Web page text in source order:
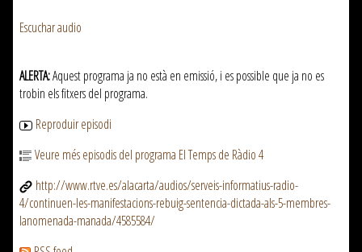
Escuchar audio
ALERTA:Aquest programa ja no està en emissió, i es possible que ja no es
trobin els fitxers del programa.
Reproduir episodi
Veure més episodis del programa El Temps de Ràdio 4
http://www.rtve.es/alacarta/audios/serveis-informatius-radio-
4/continuen-les-manifestacions-rebuig-sentencia-dictada-als-5-membres-
lanomenada-manada/4585584/